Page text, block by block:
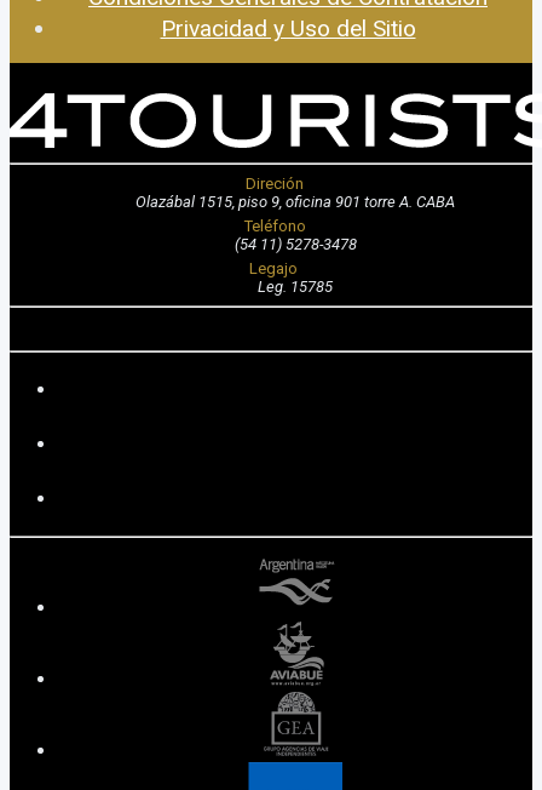
Privacidad y Uso del Sitio
Direción
Olazábal 1515, piso 9, oficina 901 torre A. CABA
Teléfono
(54 11) 5278-3478
Legajo
Leg. 15785